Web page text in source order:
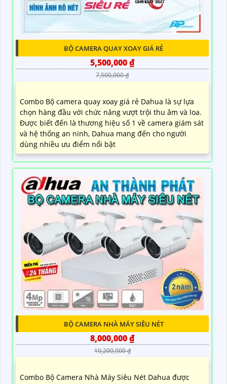
BỘ CAMERA QUAY XOAY GIÁ RẺ
5,500,000 ₫
7,500,000 ₫
Combo Bộ camera quay xoay giá rẻ Dahua là sự lựa
chọn hàng đầu với chức năng vượt trội thu âm và loa.
Được biết đến là thương hiệu số 1 về camera giám sát
và hệ thống an ninh, Dahua mang đến cho người
dùng nhiều ưu điểm nổi bật
BỘ CAMERA NHÀ MÁY SIÊU NÉT
8,000,000 ₫
10,200,000 ₫
Combo Bộ Camera Nhà Máy Siêu Nét Dahua được